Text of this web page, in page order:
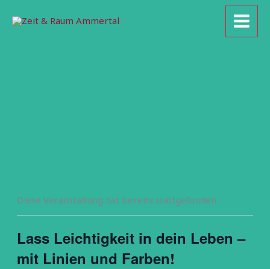
Inhalt
Diese Veranstaltung hat bereits stattgefunden.
Lass Leichtigkeit in dein Leben –
mit Linien und Farben!